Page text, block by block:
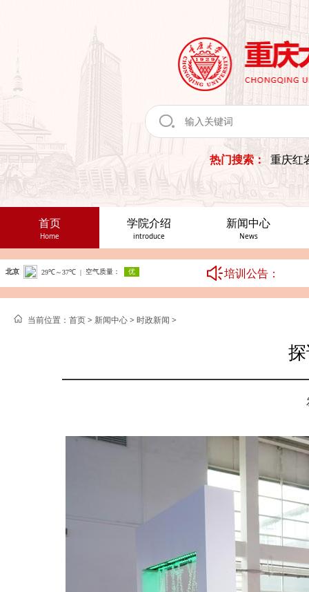
热门搜索： 重庆红
首页
Home
学院介绍
introduce
新闻中心
News
培训公告：
当前位置： 首页 > 新闻中心> 时政新闻 >